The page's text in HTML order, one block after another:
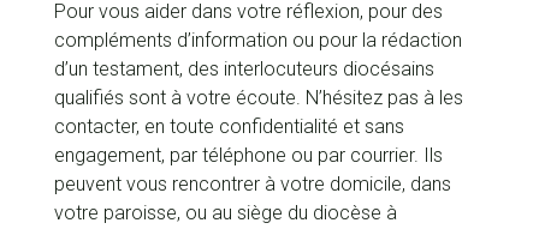
Pour vous aider dans votre réflexion, pour des
compléments d’information ou pour la rédaction
d’un testament, des interlocuteurs diocésains
qualifiés sont à votre écoute. N’hésitez pas à les
contacter, en toute confidentialité et sans
engagement, par téléphone ou par courrier. Ils
peuvent vous rencontrer à votre domicile, dans
votre paroisse, ou au siège du diocèse à